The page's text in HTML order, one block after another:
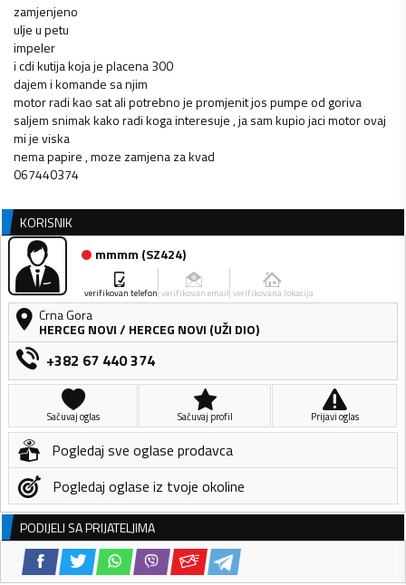
zamjenjeno
ulje u petu
impeler
i cdi kutija koja je placena 300
dajem i komande sa njim
motor radi kao sat ali potrebno je promjenit jos pumpe od goriva
saljem snimak kako radi koga interesuje , ja sam kupio jaci motor ovaj
mi je viska
nema papire , moze zamjena za kvad
067440374
KORISNIK
mmmm (SZ424)
verifikovan telefon verifikovan email verifikovana lokacija
Crna Gora
HERCEG NOVI/ HERCEG NOVI (UŽI DIO)
+382 67 440 374
Sačuvaj oglas Sačuvaj profil Prijavi oglas
Pogledaj sve oglase prodavca
Pogledaj oglase iz tvoje okoline
PODIJELI SA PRIJATELJIMA